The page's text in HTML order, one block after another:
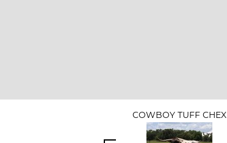
COWBOY TUFF CHEX